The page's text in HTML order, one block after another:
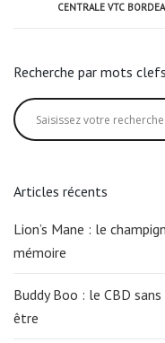
CENTRALE VTC
Recherche par mots clefs
Articles récents
Lion’s Mane : le
mémoire
Buddy Boo : le CBD
être